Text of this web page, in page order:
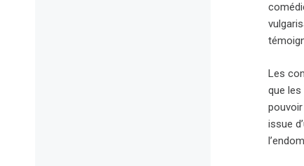
Les
que
issue